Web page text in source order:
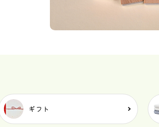
ギフト